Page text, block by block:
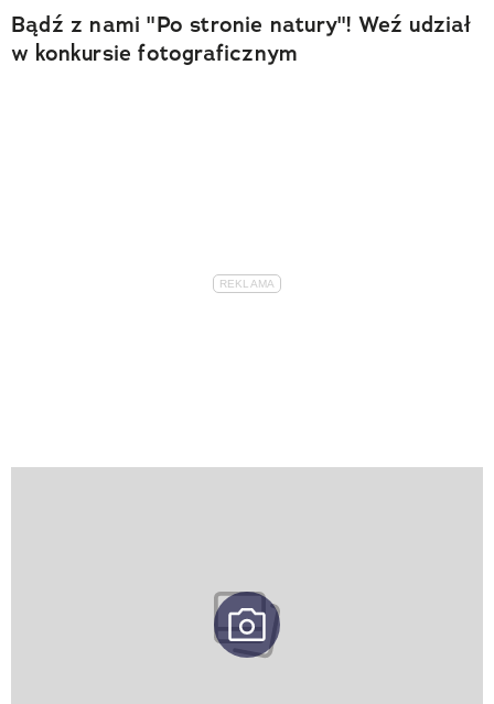
Bądź z nami "Po stronie natury"! Weź udział
w konkursie fotograficznym